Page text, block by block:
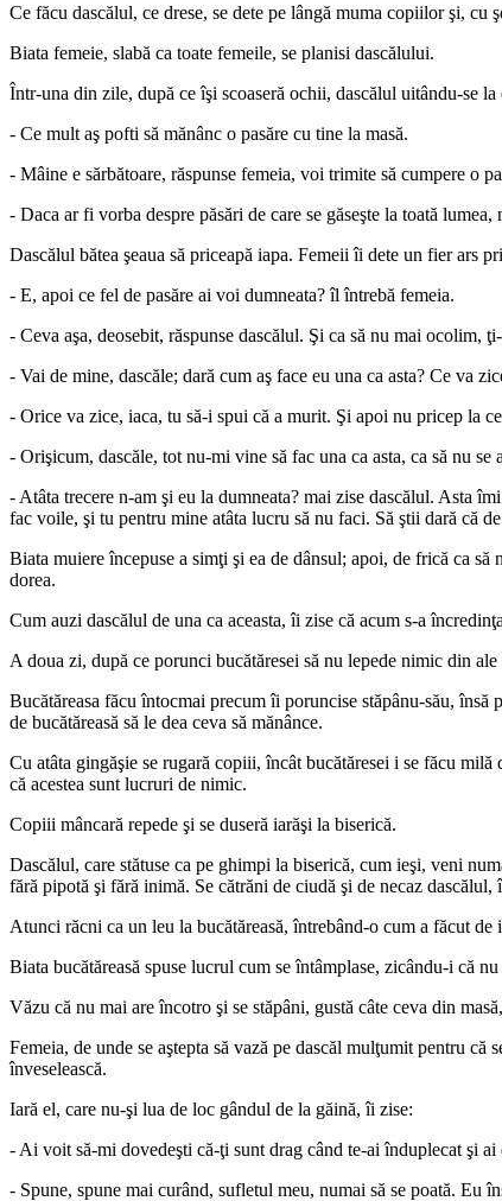
Ce făcu dascălul, ce drese, se dete pe lângă muma copiilor şi, cu
Biata femeie, slabă ca toate femeile, se planisi dascălului.
Într-una din zile, după ce îşi scoaseră ochii, dascălul uitându-se
- Ce mult aş pofti să mănânc o pasăre cu tine la masă.
- Mâine e sărbătoare, răspunse femeia, voi trimite să cumpere o
- Daca ar fi vorba despre păsări de care se găseşte la toată
Dascălul bătea şeaua să priceapă iapa. Femeii îi dete un fier ars
- E, apoi ce fel de pasăre ai voi dumneata? îl întrebă femeia.
- Ceva aşa, deosebit, răspunse dascălul. Şi ca să nu mai ocolim,
- Vai de mine, dascăle; dară cum aş face eu una ca asta? Ce va
- Orice va zice, iaca, tu să-i spui că a murit. Şi apoi nu pricep la
- Orişicum, dascăle, tot nu-mi vine să fac una ca asta, ca să nu se
- Atâta trecere n-am şi eu la dumneata? mai zise dascălul. Asta
fac voile, şi tu pentru mine atâta lucru să nu faci. Să ştii dară că
Biata muiere începuse a simţi şi ea de dânsul; apoi, de frică ca
dorea.
Cum auzi dascălul de una ca aceasta, îi zise că acum s-a
A doua zi, după ce porunci bucătăresei să nu lepede nimic din
Bucătăreasa făcu întocmai precum îi poruncise stăpânu-său, însă
de bucătăreasă să le dea ceva să mănânce.
Cu atâta gingăşie se rugară copiii, încât bucătăresei i se făcu
că acestea sunt lucruri de nimic.
Copiii mâncară repede şi se duseră iarăşi la biserică.
Dascălul, care stătuse ca pe ghimpi la biserică, cum ieşi, veni
fără pipotă şi fără inimă. Se cătrăni de ciudă şi de necaz dascălul,
Atunci răcni ca un leu la bucătăreasă, întrebând-o cum a făcut de
Biata bucătăreasă spuse lucrul cum se întâmplase, zicându-i că
Văzu că nu mai are încotro şi se stăpâni, gustă câte ceva din
Femeia, de unde se aştepta să vază pe dascăl mulţumit pentru
înveselească.
Iară el, care nu-şi lua de loc gândul de la găină, îi zise:
- Ai voit să-mi dovedeşti că-ţi sunt drag când te-ai înduplecat şi
- Spune, spune mai curând, sufletul meu, numai să se poată. Eu